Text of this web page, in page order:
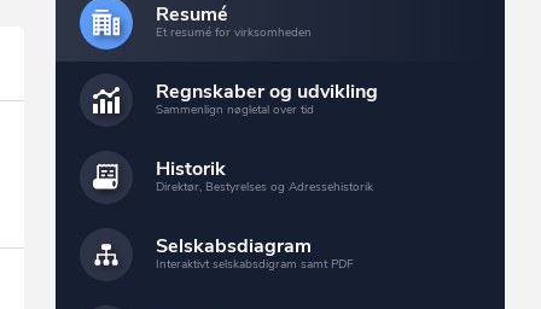
Resumé
Et resumé for virksomheden
Regnskaber og udvikling
Sammenlign nøgletal over tid
Historik
Direktør, Bestyrelses og Adressehistorik
Selskabsdiagram
Interaktivt selskabsdigram samt PDF